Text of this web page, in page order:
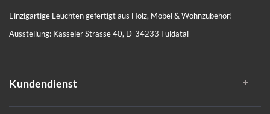
Einzigartige Leuchten gefertigt aus Holz, Möbel & Wohnzubehör!
Ausstellung: Kasseler Strasse 40, D-34233 Fuldatal
Kundendienst